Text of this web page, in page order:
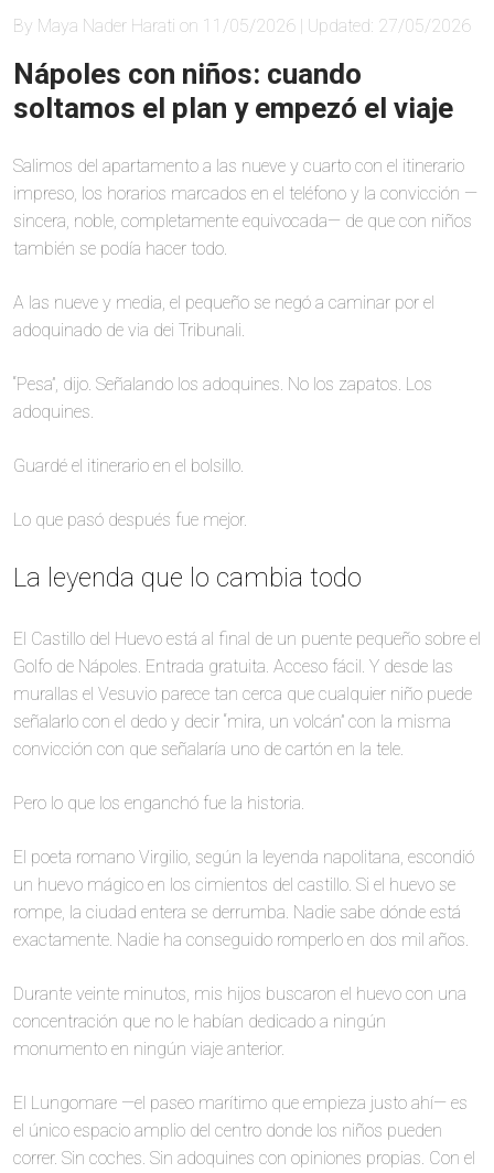
By Maya Nader Harati on 11/05/2026 | Updated: 27/05/2026
Nápoles con niños: cuando
soltamos el plan y empezó el viaje
Salimos del apartamento a las nueve y cuarto con el itinerario
impreso, los horarios marcados en el teléfono y la convicción —
sincera, noble, completamente equivocada— de que con niños
también se podía hacer todo.
A las nueve y media, el pequeño se negó a caminar por el
adoquinado de via dei Tribunali.
“Pesa”, dijo. Señalando los adoquines. No los zapatos. Los
adoquines.
Guardé el itinerario en el bolsillo.
Lo que pasó después fue mejor.
La leyenda que lo cambia todo
El Castillo del Huevo está al final de un puente pequeño sobre el
Golfo de Nápoles. Entrada gratuita. Acceso fácil. Y desde las
murallas el Vesuvio parece tan cerca que cualquier niño puede
señalarlo con el dedo y decir “mira, un volcán” con la misma
convicción con que señalaría uno de cartón en la tele.
Pero lo que los enganchó fue la historia.
El poeta romano Virgilio, según la leyenda napolitana, escondió
un huevo mágico en los cimientos del castillo. Si el huevo se
rompe, la ciudad entera se derrumba. Nadie sabe dónde está
exactamente. Nadie ha conseguido romperlo en dos mil años.
Durante veinte minutos, mis hijos buscaron el huevo con una
concentración que no le habían dedicado a ningún
monumento en ningún viaje anterior.
El Lungomare —el paseo marítimo que empieza justo ahí— es
el único espacio amplio del centro donde los niños pueden
correr. Sin coches. Sin adoquines con opiniones propias. Con el